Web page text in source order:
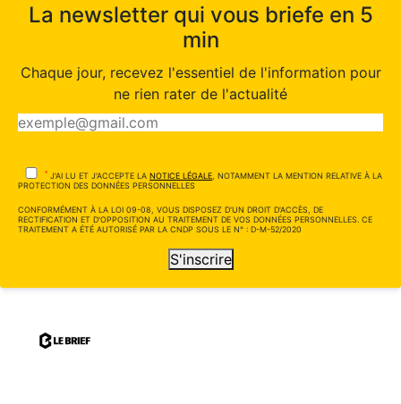
La newsletter qui vous briefe en 5
min
Chaque jour, recevez l'essentiel de l'information pour
ne rien rater de l'actualité
* J'AI LU ET J'ACCEPTE LA NOTICE LÉGALE , NOTAMMENT LA MENTION RELATIVE À LA
PROTECTION DES DONNÉES PERSONNELLES
CONFORMÉMENT À LA LOI 09-08, VOUS DISPOSEZ D'UN DROIT D'ACCÈS, DE
RECTIFICATION ET D'OPPOSITION AU TRAITEMENT DE VOS DONNÉES PERSONNELLES. CE
TRAITEMENT A ÉTÉ AUTORISÉ PAR LA CNDP SOUS LE N° : D-M-52/2020
S'inscrire